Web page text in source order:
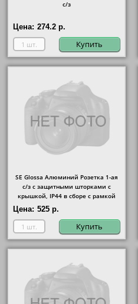
с/з
Цена: 274.2 р.
Купить
SE Glossa Алюминий Розетка 1-ая
с/з с защитными шторками с
крышкой, IP44 в сборе с рамкой
Цена: 525 р.
Купить